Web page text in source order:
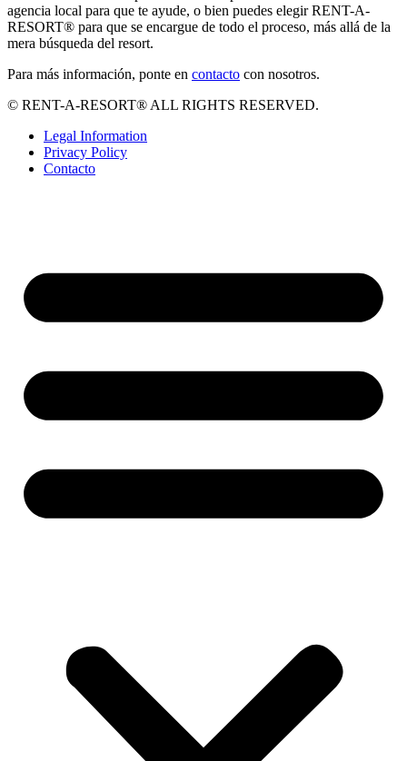
agencia local para que te ayude, o bien puedes elegir RENT-A-
RESORT® para que se encargue de todo el proceso, más allá de la
mera búsqueda del resort.
Para más información, ponte en contacto con nosotros.
© RENT-A-RESORT® ALL RIGHTS RESERVED.
Legal Information
Privacy Policy
Contacto